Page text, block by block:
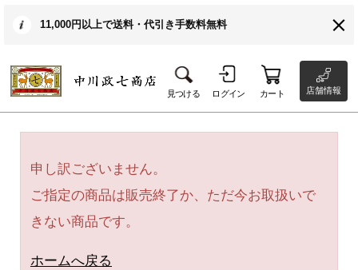
11,000円以上で送料・代引き手数料無料
見つける ログイン カート 店舗情報
申し訳ございません。
ご指定の商品は販売終了か、ただ今お取扱いで
きない商品です。
ホームへ戻る